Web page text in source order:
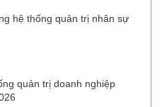
hệ thống quản trị nhân sự
quản trị doanh nghiệp